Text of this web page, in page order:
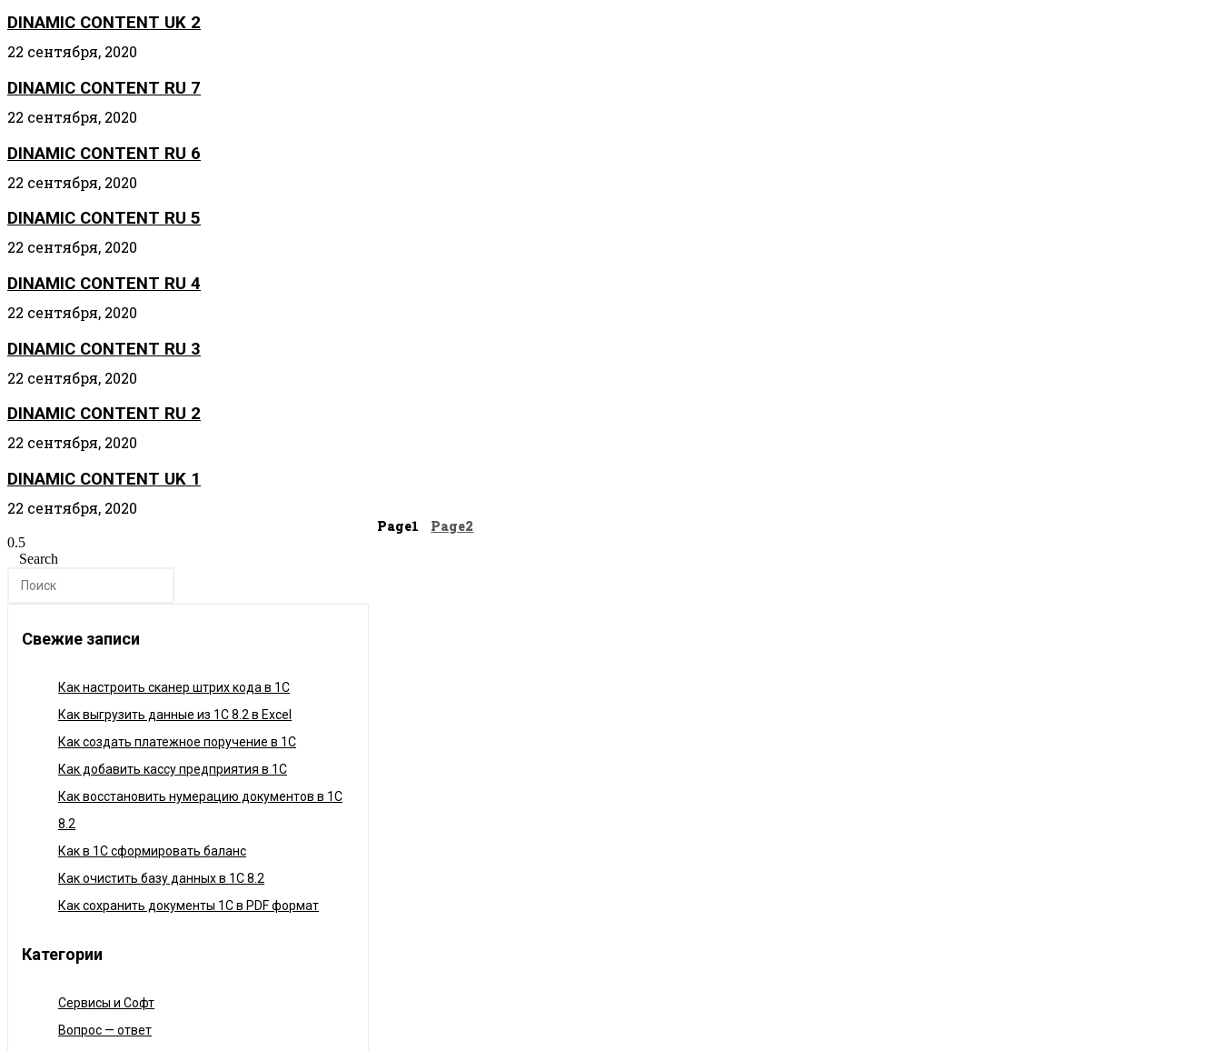
DINAMIC CONTENT UK 2
22 сентября, 2020
DINAMIC CONTENT RU 7
22 сентября, 2020
DINAMIC CONTENT RU 6
22 сентября, 2020
DINAMIC CONTENT RU 5
22 сентября, 2020
DINAMIC CONTENT RU 4
22 сентября, 2020
DINAMIC CONTENT RU 3
22 сентября, 2020
DINAMIC CONTENT RU 2
22 сентября, 2020
DINAMIC CONTENT UK 1
22 сентября, 2020
Page1 Page2
Search
Свежие записи
Как настроить сканер штрих кода в 1C
Как выгрузить данные из 1С 8.2 в Excel
Как создать платежное поручение в 1С
Как добавить кассу предприятия в 1С
Как восстановить нумерацию документов в 1С
8.2
Как в 1С сформировать баланс
Как очистить базу данных в 1С 8.2
Как сохранить документы 1С в PDF формат
Категории
Сервисы и Софт
Вопрос — ответ